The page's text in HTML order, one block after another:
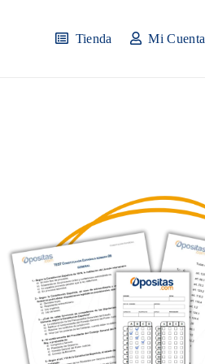
Tienda Mi Cuenta